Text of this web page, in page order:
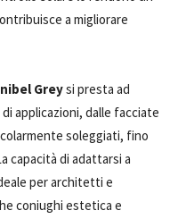
a migliorare
Greysi presta ad
applicazioni, dalle facciate
soleggiati, fino
capacità di adattarsi a
per architetti e
coniughi estetica e